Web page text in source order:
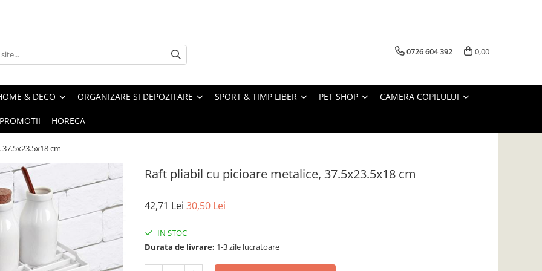
0726 604 392 0,00
& DECO ORGANIZARE SI DEPOZITARE SPORT & TIMP LIBER PET SHOP CAMERA COPILULUI
PROMOTII HORECA
cm
Raft pliabil cu picioare metalice, 37.5x23.5x18 cm
42,71 Lei30,50 Lei
IN STOC
Durata de livrare: 1-3 zile lucratoare